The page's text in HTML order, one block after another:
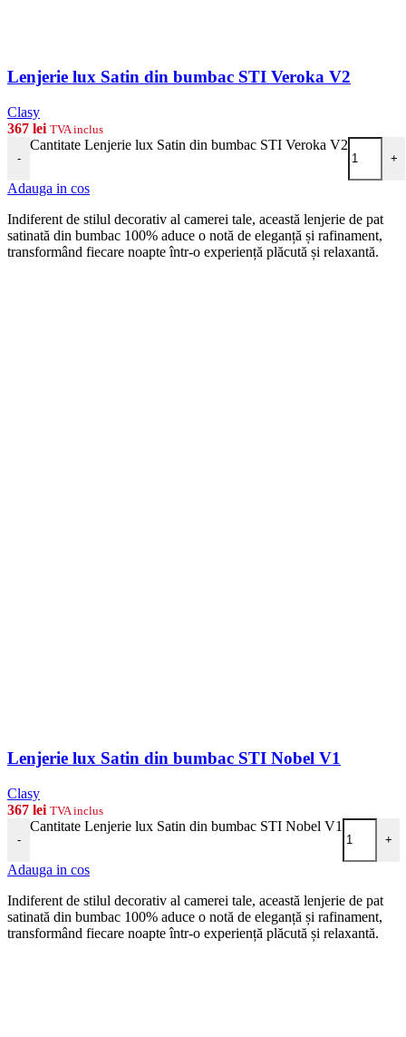
Lenjerie lux Satin din bumbac STI Veroka V2
Clasy
367 lei TVA inclus
-
Cantitate Lenjerie lux Satin din bumbac STI Veroka V2
+
Adauga in cos
Indiferent de stilul decorativ al camerei tale, această lenjerie de pat
satinată din bumbac 100% aduce o notă de eleganță și rafinament,
transformând fiecare noapte într-o experiență plăcută și relaxantă.
Lenjerie lux Satin din bumbac STI Nobel V1
Clasy
367 lei TVA inclus
-
Cantitate Lenjerie lux Satin din bumbac STI Nobel V1
+
Adauga in cos
Indiferent de stilul decorativ al camerei tale, această lenjerie de pat
satinată din bumbac 100% aduce o notă de eleganță și rafinament,
transformând fiecare noapte într-o experiență plăcută și relaxantă.